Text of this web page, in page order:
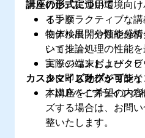
行い、実運用環境向
る手順
物体検出・分類や感
いて推論処理の性能
エッジ端末およびク
ルタイム動作が可能
／NLPパイプラインの
講座の形式について
インタラクティブな
モデル展開や性能分
ション
実際のコンピュータ
ンに即したパイプラ
カスタマイズオプション
本講座をご希望の内
ズする場合は、お問
整いたします。